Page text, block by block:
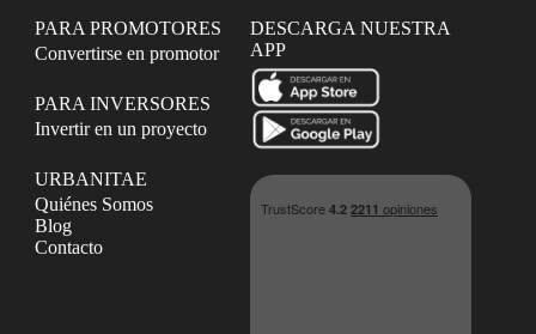
PARA PROMOTORES
Convertirse en promotor
PARA INVERSORES
Invertir en un proyecto
URBANITAE
Quiénes Somos
Blog
Contacto
DESCARGA NUESTRA
APP